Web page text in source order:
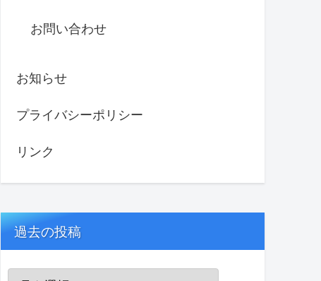
お問い合わせ
お知らせ
プライバシーポリシー
リンク
過去の投稿